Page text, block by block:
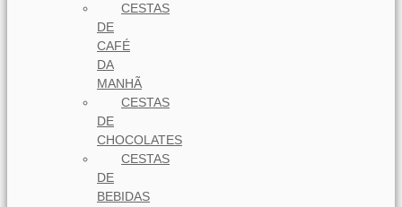
CESTAS
DE
CAFÉ
DA
MANHÃ
CESTAS
DE
CHOCOLATES
CESTAS
DE
BEBIDAS